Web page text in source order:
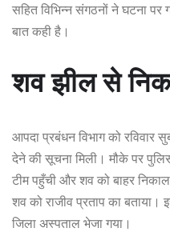
सहित विभिन्न संगठनों ने घटना पर
बात कही है।
शव झील से
आपदा प्रबंधन विभाग को
देने की सूचना मिली। मौके पर
टीम पहुँची और शव को बाहर
शव को राजीव प्रताप का बताया।
जिला अस्पताल भेजा गया।